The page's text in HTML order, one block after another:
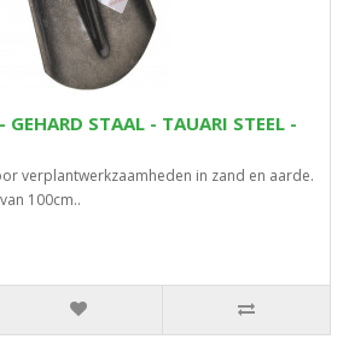
STAAL - TAUARI STEEL -
verplantwerkzaamheden in zand en aarde.
100cm..